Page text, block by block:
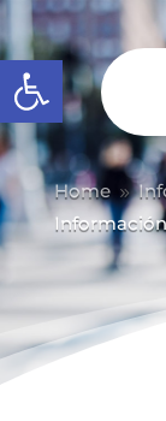
Abrir barra de
Home 9